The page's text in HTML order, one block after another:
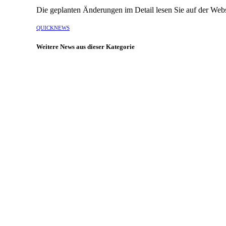
Die geplanten Änderungen im Detail lesen Sie auf der
QUICKNEWS
Weitere News aus dieser Kategorie